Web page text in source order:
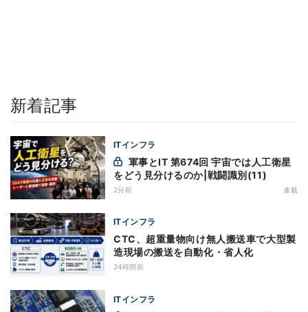
新着記事
ITインフラ
をどう見分けるのか|戦闘識別(11)
2分前 連載
ITインフラ
CTC、超重量物向け無人搬送車で大型製
造現場の搬送を自動化・省人化
24時間前
ITインフラ